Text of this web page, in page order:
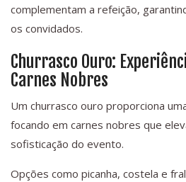
complementam a refeição,
os convidados.
Churrasco Ouro:
Carnes Nobres
Um churrasco ouro proporciona
focando em carnes nobres que
sofisticação do evento.
Opções como picanha, costela e